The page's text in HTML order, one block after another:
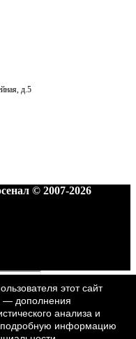
д.5
© 2007-2026
этот сайт
— дополнения
анализа и
подробную информацию